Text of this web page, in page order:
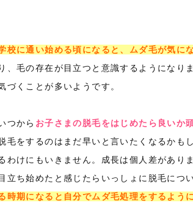
校に通い始める頃になると、ムダ毛が気に
、毛の存在が目立つと意識するようになり
づくことが多いようです。
つから お子さまの脱毛をはじめたら良いか
毛をするのはまだ早いと言いたくなるかも
わけにもいきません。成長は個人差があり
立ち始めたと感じたらいっしょに脱毛につ
時期になると自分でムダ毛処理をするよう